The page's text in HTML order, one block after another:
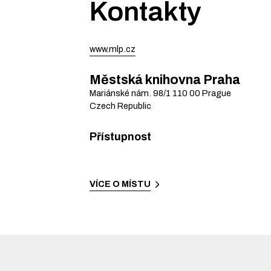
Kontakty
www.mlp.cz
Městská knihovna Praha
Mariánské nám. 98/1 110 00 Prague
Czech Republic
Přístupnost
VÍCE O MÍSTU